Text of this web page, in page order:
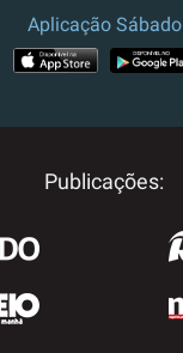
Aplicação Sábado
Publicações: